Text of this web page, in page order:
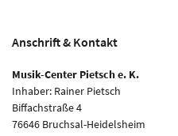
Anschrift & Kontakt
Musik-Center Pietsch e. K.
Inhaber: Rainer Pietsch
Biffachstraße 4
76646 Bruchsal-Heidelsheim